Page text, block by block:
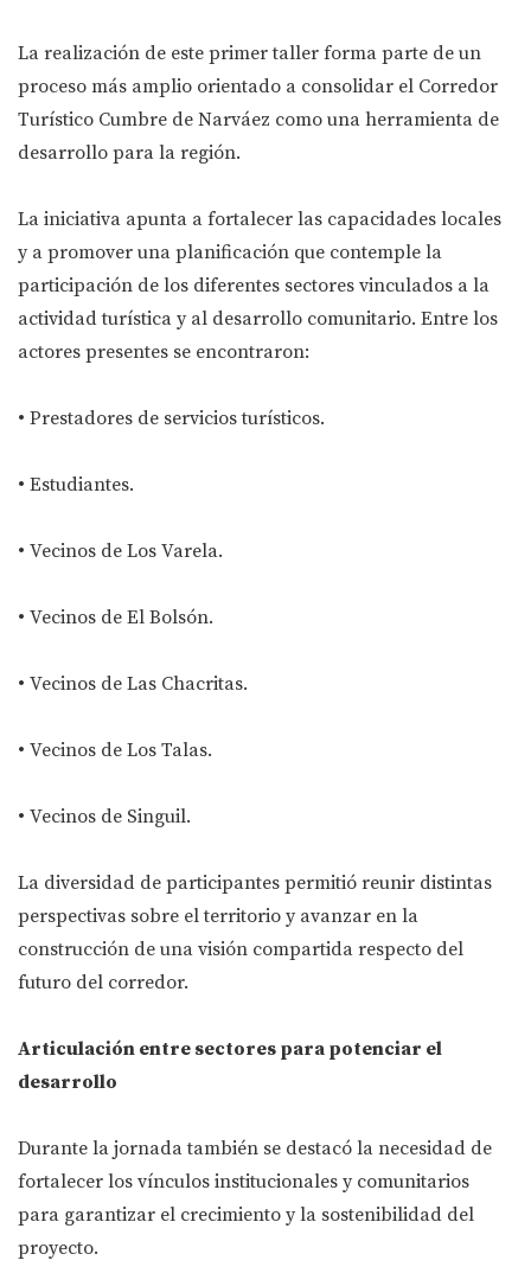
La realización de este primer taller forma parte de un
proceso más amplio orientado a consolidar el Corredor
Turístico Cumbre de Narváez como una herramienta de
desarrollo para la región.
La iniciativa apunta a fortalecer las capacidades locales
y a promover una planificación que contemple la
participación de los diferentes sectores vinculados a la
actividad turística y al desarrollo comunitario. Entre los
actores presentes se encontraron:
• Prestadores de servicios turísticos.
• Estudiantes.
• Vecinos de Los Varela.
• Vecinos de El Bolsón.
• Vecinos de Las Chacritas.
• Vecinos de Los Talas.
• Vecinos de Singuil.
La diversidad de participantes permitió reunir distintas
perspectivas sobre el territorio y avanzar en la
construcción de una visión compartida respecto del
futuro del corredor.
Articulación entre sectores para potenciar el
desarrollo
Durante la jornada también se destacó la necesidad de
fortalecer los vínculos institucionales y comunitarios
para garantizar el crecimiento y la sostenibilidad del
proyecto.